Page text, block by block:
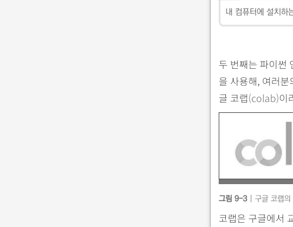
내 컴퓨터에 설치하
두 번째는 파이썬
을 사용해, 여러
글 코랩(colab)이
그림 9-3| 구글 코랩의
코랩은 구글에서